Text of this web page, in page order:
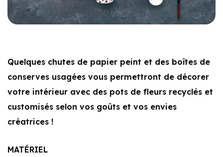
Quelques chutes de papier peint et des boîtes de
conserves usagées vous permettront de décorer
votre intérieur avec des pots de fleurs recyclés et
customisés selon vos goûts et vos envies
créatrices !
MATÉRIEL